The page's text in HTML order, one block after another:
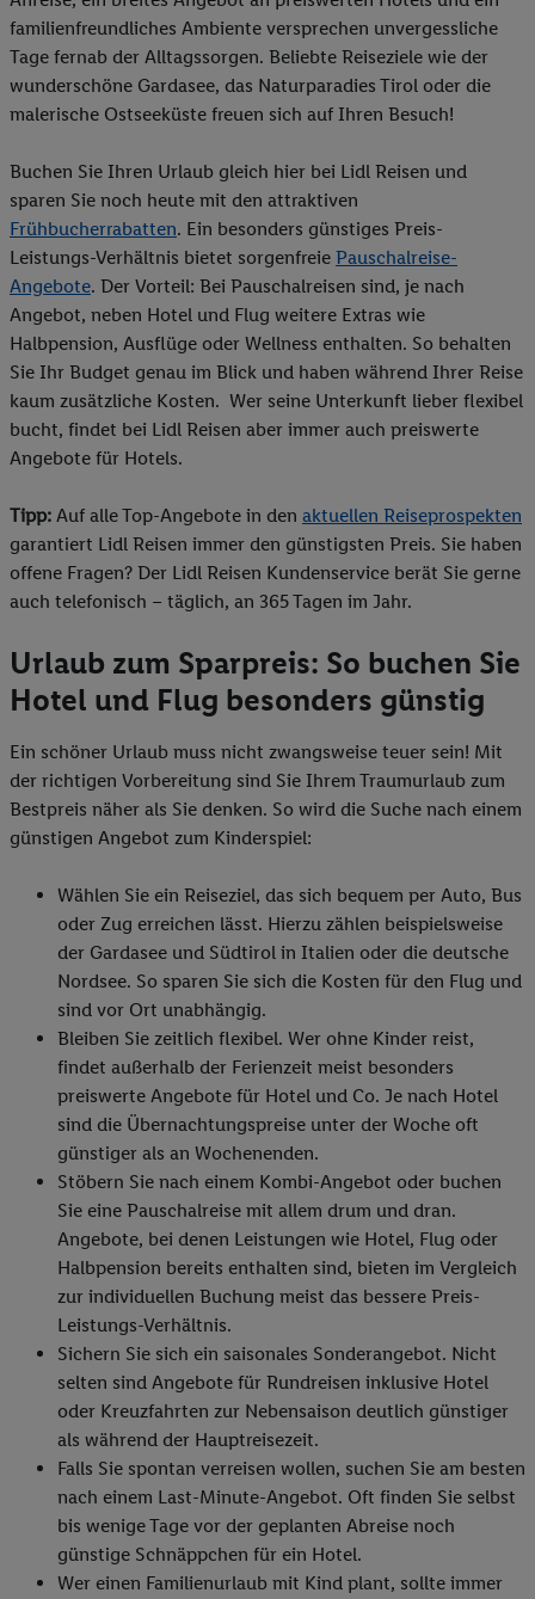
familienfreundliches Ambiente versprechen unvergessliche
Tage fernab der Alltagssorgen. Beliebte Reiseziele wie der
wunderschöne Gardasee, das Naturparadies Tirol oder die
malerische Ostseeküste freuen sich auf Ihren Besuch!
Buchen Sie Ihren Urlaub gleich hier bei Lidl Reisen und
sparen Sie noch heute mit den attraktiven
Frühbucherrabatten. Ein besonders günstiges Preis-
Leistungs-Verhältnis bietet sorgenfreie Pauschalreise-
Angebote. Der Vorteil: Bei Pauschalreisen sind, je nach
Angebot, neben Hotel und Flug weitere Extras wie
Halbpension, Ausflüge oder Wellness enthalten. So behalten
Sie Ihr Budget genau im Blick und haben während Ihrer Reise
kaum zusätzliche Kosten. Wer seine Unterkunft lieber flexibel
bucht, findet bei Lidl Reisen aber immer auch preiswerte
Angebote für Hotels.
Tipp: Auf alle Top-Angebote in den aktuellen Reiseprospekten
garantiert Lidl Reisen immer den günstigsten Preis. Sie haben
offene Fragen? Der Lidl Reisen Kundenservice berät Sie gerne
auch telefonisch – täglich, an 365 Tagen im Jahr.
Urlaub zum Sparpreis: So buchen Sie
Hotel und Flug besonders günstig
Ein schöner Urlaub muss nicht zwangsweise teuer sein! Mit
der richtigen Vorbereitung sind Sie Ihrem Traumurlaub zum
Bestpreis näher als Sie denken. So wird die Suche nach einem
günstigen Angebot zum Kinderspiel:
Wählen Sie ein Reiseziel, das sich bequem per Auto, Bus
oder Zug erreichen lässt. Hierzu zählen beispielsweise
der Gardasee und Südtirol in Italien oder die deutsche
Nordsee. So sparen Sie sich die Kosten für den Flug und
sind vor Ort unabhängig.
Bleiben Sie zeitlich flexibel. Wer ohne Kinder reist,
findet außerhalb der Ferienzeit meist besonders
preiswerte Angebote für Hotel und Co. Je nach Hotel
sind die Übernachtungspreise unter der Woche oft
günstiger als an Wochenenden.
Stöbern Sie nach einem Kombi-Angebot oder buchen
Sie eine Pauschalreise mit allem drum und dran.
Angebote, bei denen Leistungen wie Hotel, Flug oder
Halbpension bereits enthalten sind, bieten im Vergleich
zur individuellen Buchung meist das bessere Preis-
Leistungs-Verhältnis.
Sichern Sie sich ein saisonales Sonderangebot. Nicht
selten sind Angebote für Rundreisen inklusive Hotel
oder Kreuzfahrten zur Nebensaison deutlich günstiger
als während der Hauptreisezeit.
Falls Sie spontan verreisen wollen, suchen Sie am besten
nach einem Last-Minute-Angebot. Oft finden Sie selbst
bis wenige Tage vor der geplanten Abreise noch
günstige Schnäppchen für ein Hotel.
Wer einen Familienurlaub mit Kind plant, sollte immer